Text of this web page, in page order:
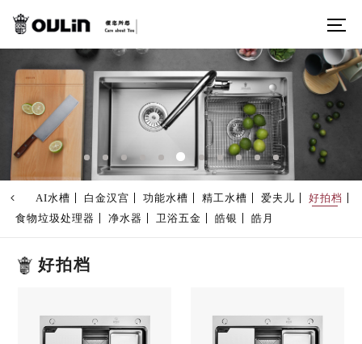
AI水槽 白金汉宫 功能水槽 精工水槽 爱夫儿
好拍档
食物垃圾处理器
净水器 卫浴五金 皓银 皓月
好拍档